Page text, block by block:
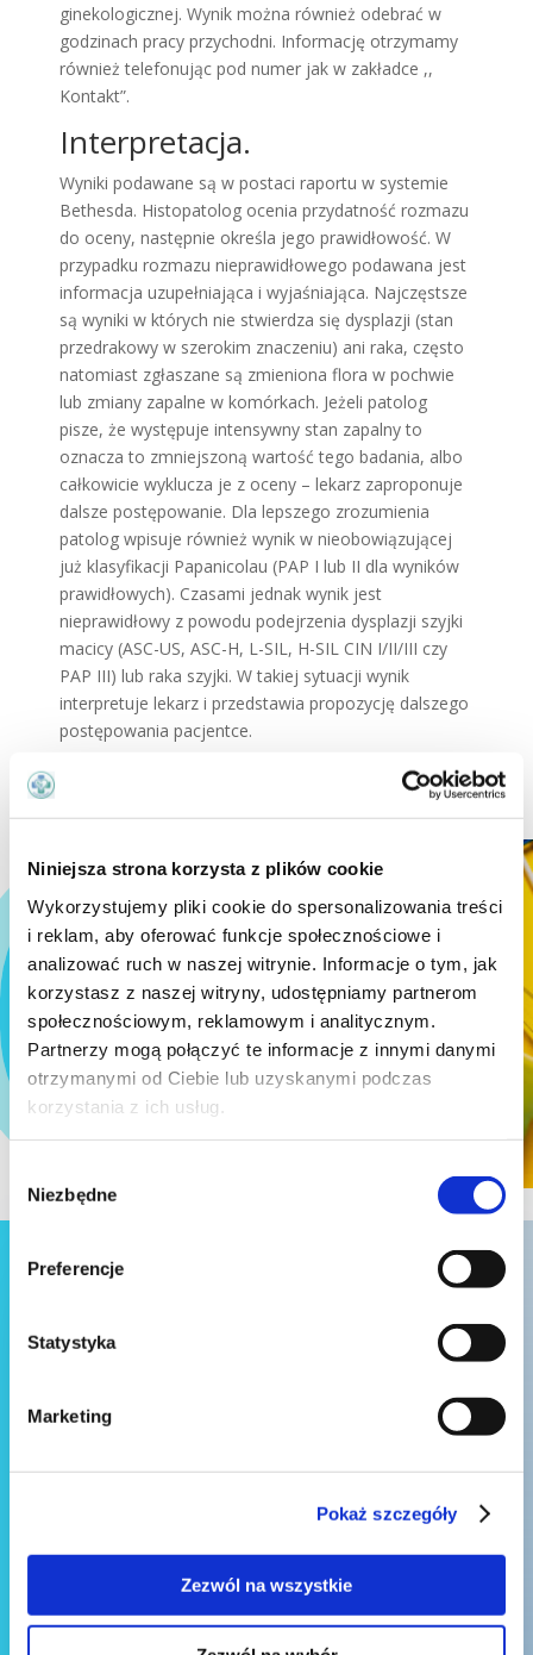
Niniejsza strona korzysta z plików cookie
Wykorzystujemy pliki cookie do spersonalizowania treści
i reklam, aby oferować funkcje społecznościowe i
analizować ruch w naszej witrynie. Informacje o tym, jak
korzystasz z naszej witryny, udostępniamy partnerom
społecznościowym, reklamowym i analitycznym.
Partnerzy mogą połączyć te informacje z innymi danymi
otrzymanymi od Ciebie lub uzyskanymi podczas
korzystania z ich usług.
zgody
Niezbędne
Preferencje
Statystyka
Marketing
Pokaż szczegóły
Zezwól na wszystkie
ginekologicznej. Wynik można również odebrać w
godzinach pracy przychodni. Informację otrzymamy
również telefonując pod numer jak w zakładce ,,
Kontakt”.
Interpretacja.
Wyniki podawane są w postaci raportu w systemie
Bethesda. Histopatolog ocenia przydatność rozmazu
do oceny, następnie określa jego prawidłowość. W
przypadku rozmazu nieprawidłowego podawana jest
informacja uzupełniająca i wyjaśniająca. Najczęstsze
są wyniki w których nie stwierdza się dysplazji (stan
przedrakowy w szerokim znaczeniu) ani raka, często
natomiast zgłaszane są zmieniona flora w pochwie
lub zmiany zapalne w komórkach. Jeżeli patolog
pisze, że występuje intensywny stan zapalny to
oznacza to zmniejszoną wartość tego badania, albo
całkowicie wyklucza je z oceny – lekarz zaproponuje
dalsze postępowanie. Dla lepszego zrozumienia
patolog wpisuje również wynik w nieobowiązującej
już klasyfikacji Papanicolau (PAP I lub II dla wyników
prawidłowych). Czasami jednak wynik jest
nieprawidłowy z powodu podejrzenia dysplazji szyjki
macicy (ASC-US, ASC-H, L-SIL, H-SIL CIN I/II/III czy
PAP III) lub raka szyjki. W takiej sytuacji wynik
interpretuje lekarz i przedstawia propozycję dalszego
postępowania pacjentce.
Formularz kontaktowy